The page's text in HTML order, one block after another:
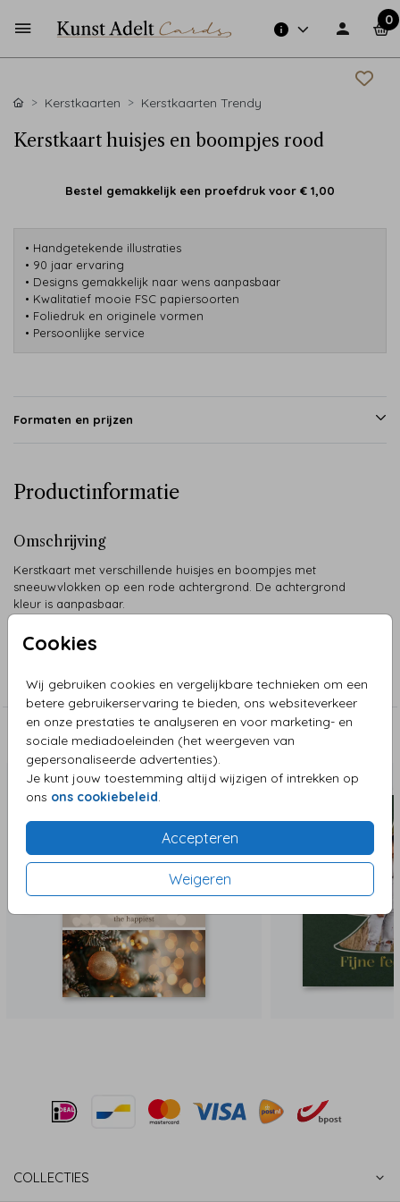
0
Cookies
Wij gebruiken cookies en vergelijkbare technieken om een
betere gebruikerservaring te bieden, ons websiteverkeer
en onze prestaties te analyseren en voor marketing- en
sociale mediadoeleinden (het weergeven van
gepersonaliseerde advertenties).
Je kunt jouw toestemming altijd wijzigen of intrekken op
ons ons cookiebeleid.
Accepteren
Weigeren
Kerstkaarten Kerstkaarten Trendy
Kerstkaart huisjes en boompjes rood
Bestel gemakkelijk een proefdruk voor € 1,00
• Handgetekende illustraties
• 90 jaar ervaring
• Designs gemakkelijk naar wens aanpasbaar
• Kwalitatief mooie FSC papiersoorten
• Foliedruk en originele vormen
• Persoonlijke service
Formaten en prijzen
Productinformatie
Omschrijving
Kerstkaart met verschillende huisjes en boompjes met
sneeuwvlokken op een rode achtergrond. De achtergrond
kleur is aanpasbaar.
Collectie
Kerstkaarten Trendy
Aanbevolen
COLLECTIES